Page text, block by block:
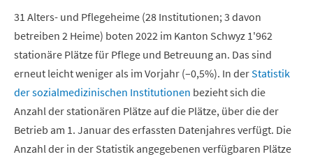
31 Alters- und Pflegeheime (28 Institutionen; 3 davon
betreiben 2 Heime) boten 2022 im Kanton Schwyz 1'962
stationäre Plätze für Pflege und Betreuung an. Das sind
erneut leicht weniger als im Vorjahr (–0,5%). In derStatistik
der sozialmedizinischen Institutionen bezieht sich die
Anzahl der stationären Plätze auf die Plätze, über die der
Betrieb am 1. Januar des erfassten Datenjahres verfügt. Die
Anzahl der in der Statistik angegebenen verfügbaren Plätze